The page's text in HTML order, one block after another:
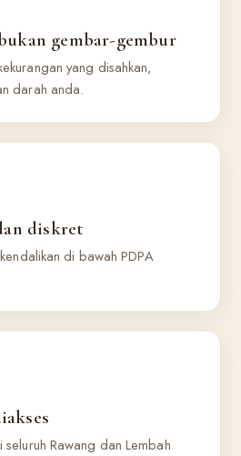
gembar-gembur
yang disahkan,
darah anda.
diskret
di bawah PDPA
Rawang dan Lembah